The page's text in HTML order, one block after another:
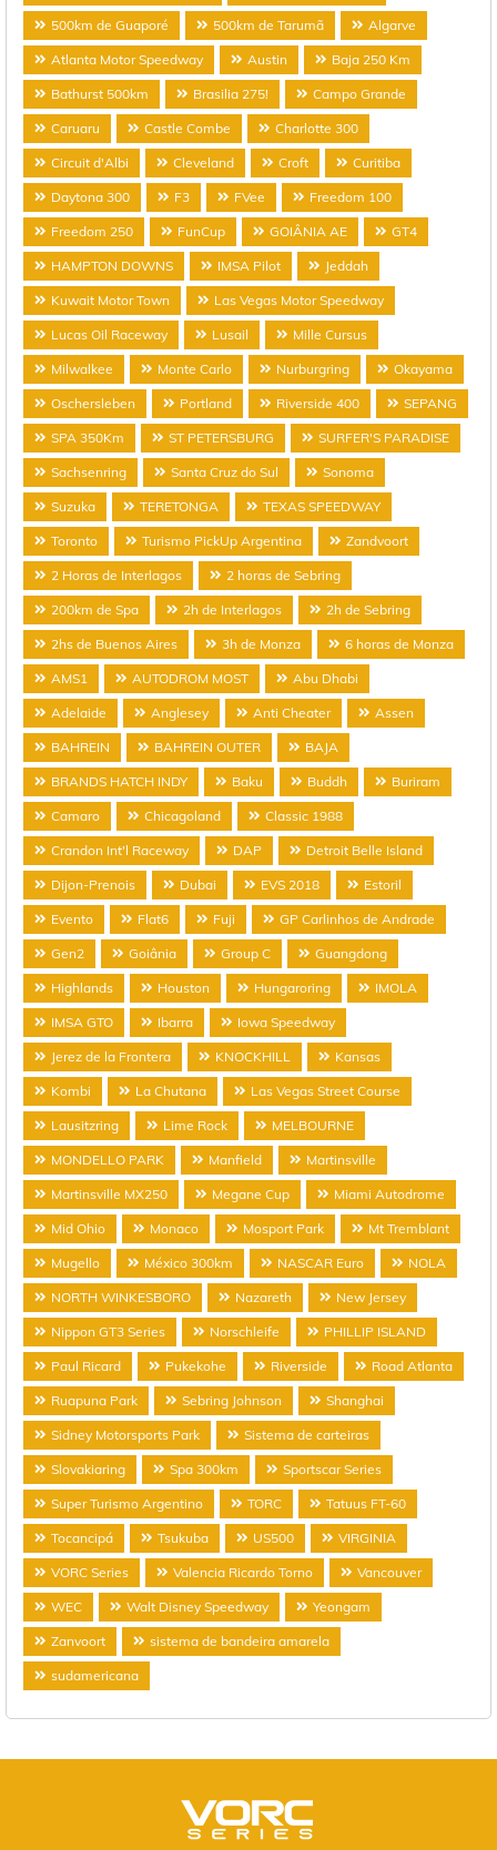
500km de Guaporé 500km de Tarumã Algarve
Atlanta Motor Speedway Austin Baja 250 Km
Bathurst 500km Brasilia 275! Campo Grande
Caruaru Castle Combe Charlotte 300
Circuit d'Albi Cleveland Croft Curitiba
Daytona 300 F3 FVee Freedom 100
Freedom 250 FunCup GOIÂNIA AE GT4
HAMPTON DOWNS IMSA Pilot Jeddah
Kuwait Motor Town Las Vegas Motor Speedway
Lucas Oil Raceway Lusail Mille Cursus
Milwalkee Monte Carlo Nurburgring Okayama
Oschersleben Portland Riverside 400 SEPANG
SPA 350Km ST PETERSBURG SURFER'S PARADISE
Sachsenring Santa Cruz do Sul Sonoma
Suzuka TERETONGA TEXAS SPEEDWAY
Toronto Turismo PickUp Argentina Zandvoort
2 Horas de Interlagos 2 horas de Sebring
200km de Spa 2h de Interlagos 2h de Sebring
2hs de Buenos Aires 3h de Monza 6 horas de Monza
AMS1 AUTODROM MOST Abu Dhabi
Adelaide Anglesey Anti Cheater Assen
BAHREIN BAHREIN OUTER BAJA
BRANDS HATCH INDY Baku Buddh Buriram
Camaro Chicagoland Classic 1988
Crandon Int'l Raceway DAP Detroit Belle Island
Dijon-Prenois Dubai EVS 2018 Estoril
Evento Flat6 Fuji GP Carlinhos de Andrade
Gen2 Goiânia Group C Guangdong
Highlands Houston Hungaroring IMOLA
IMSA GTO Ibarra Iowa Speedway
Jerez de la Frontera KNOCKHILL Kansas
Kombi La Chutana Las Vegas Street Course
Lausitzring Lime Rock MELBOURNE
MONDELLO PARK Manfield Martinsville
Martinsville MX250 Megane Cup Miami Autodrome
Mid Ohio Monaco Mosport Park Mt Tremblant
Mugello México 300km NASCAR Euro NOLA
NORTH WINKESBORO Nazareth New Jersey
Nippon GT3 Series Norschleife PHILLIP ISLAND
Paul Ricard Pukekohe Riverside Road Atlanta
Ruapuna Park Sebring Johnson Shanghai
Sidney Motorsports Park Sistema de carteiras
Slovakiaring Spa 300km Sportscar Series
Super Turismo Argentino TORC Tatuus FT-60
Tocancipá Tsukuba US500 VIRGINIA
VORC Series Valencia Ricardo Torno Vancouver
WEC Walt Disney Speedway Yeongam
Zanvoort sistema de bandeira amarela
sudamericana